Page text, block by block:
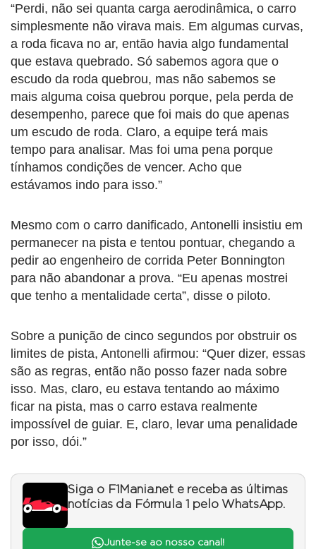
“Perdi, não sei quanta carga aerodinâmica, o carro
simplesmente não virava mais. Em algumas curvas,
a roda ficava no ar, então havia algo fundamental
que estava quebrado. Só sabemos agora que o
escudo da roda quebrou, mas não sabemos se
mais alguma coisa quebrou porque, pela perda de
desempenho, parece que foi mais do que apenas
um escudo de roda. Claro, a equipe terá mais
tempo para analisar. Mas foi uma pena porque
tínhamos condições de vencer. Acho que
estávamos indo para isso.”
Mesmo com o carro danificado, Antonelli insistiu em
permanecer na pista e tentou pontuar, chegando a
pedir ao engenheiro de corrida Peter Bonnington
para não abandonar a prova. “Eu apenas mostrei
que tenho a mentalidade certa”, disse o piloto.
Sobre a punição de cinco segundos por obstruir os
limites de pista, Antonelli afirmou: “Quer dizer, essas
são as regras, então não posso fazer nada sobre
isso. Mas, claro, eu estava tentando ao máximo
ficar na pista, mas o carro estava realmente
impossível de guiar. E, claro, levar uma penalidade
por isso, dói.”
Siga o F1Mania.net e receba as últimas
notícias da Fórmula 1 pelo WhatsApp.
Junte-se ao nosso canal!